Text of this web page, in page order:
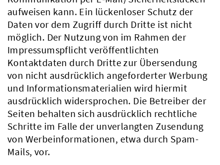
aufweisen kann. Ein lückenloser Schutz der
Daten vor dem Zugriff durch Dritte ist nicht
möglich. Der Nutzung von im Rahmen der
Impressumspflicht veröffentlichten
Kontaktdaten durch Dritte zur Übersendung
von nicht ausdrücklich angeforderter Werbung
und Informationsmaterialien wird hiermit
ausdrücklich widersprochen. Die Betreiber der
Seiten behalten sich ausdrücklich rechtliche
Schritte im Falle der unverlangten Zusendung
von Werbeinformationen, etwa durch Spam-
Mails, vor.